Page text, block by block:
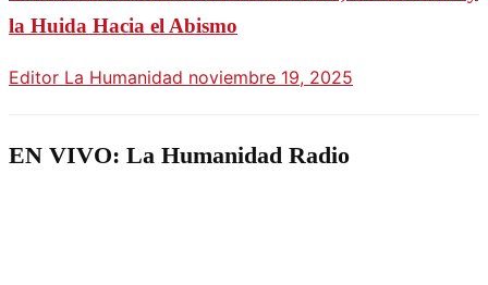
la Huida Hacia el Abismo
Editor La Humanidad noviembre 19, 2025
EN VIVO: La Humanidad Radio